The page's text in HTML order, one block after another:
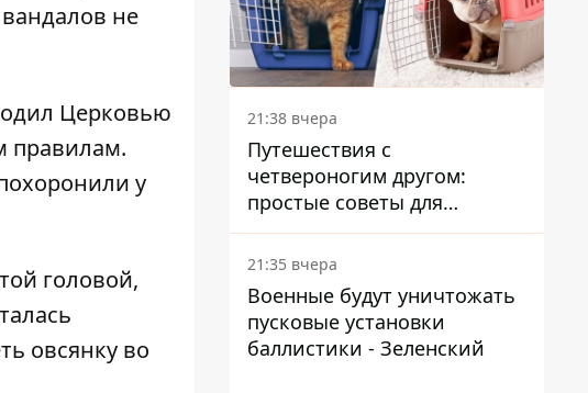
не
Церковью
правилам.
у
головой,
овсянку во
21:38 вчера
Путешествия с
четвероногим другом:
простые советы для
поездок с животными
21:35 вчера
Военные будут уничтожать
пусковые установки
баллистики - Зеленский